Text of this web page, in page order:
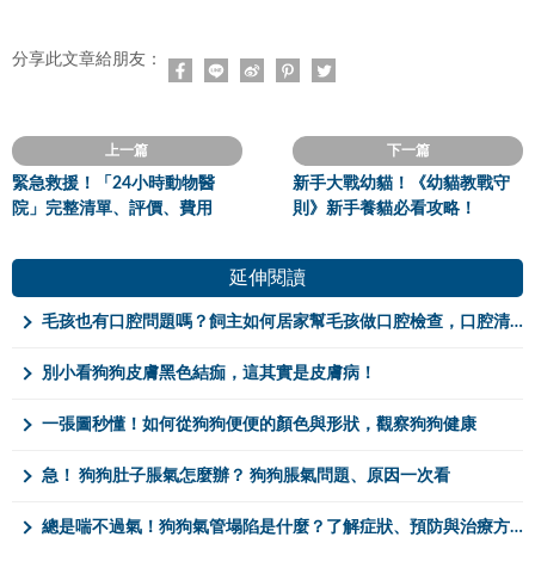
分享此文章給朋友：
上一篇
緊急救援！「24小時動物醫
院」完整清單、評價、費用
下一篇
新手大戰幼貓！《幼貓教戰守
則》新手養貓必看攻略！
延伸閱讀
毛孩也有口腔問題嗎？飼主如何居家幫毛孩做口腔檢查，口腔清潔三要點！
別小看狗狗皮膚黑色結痂，這其實是皮膚病！
一張圖秒懂！如何從狗狗便便的顏色與形狀，觀察狗狗健康
急！ 狗狗肚子脹氣怎麼辦？ 狗狗脹氣問題、原因一次看
總是喘不過氣！狗狗氣管塌陷是什麼？了解症狀、預防與治療方式